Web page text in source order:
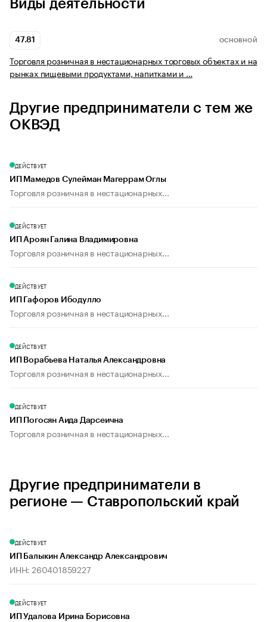
Виды деятельности
47.81 ОСНОВНОЙ
Торговля розничная в нестационарных торговых объектах и на
рынках пищевыми продуктами, напитками и …
Другие предприниматели с тем же
ОКВЭД
ДЕЙСТВУЕТ
ИП Мамедов Сулейман Магеррам Оглы
Торговля розничная в нестационарных...
ДЕЙСТВУЕТ
ИП Ароян Галина Владимировна
Торговля розничная в нестационарных...
ДЕЙСТВУЕТ
ИП Гафоров Ибодулло
Торговля розничная в нестационарных...
ДЕЙСТВУЕТ
ИП Ворабьева Наталья Александровна
Торговля розничная в нестационарных...
ДЕЙСТВУЕТ
ИП Погосян Аида Дарсеична
Торговля розничная в нестационарных...
Другие предприниматели в
регионе — Ставропольский край
ДЕЙСТВУЕТ
ИП Балыкин Александр Александрович
ИНН: 260401859227
ДЕЙСТВУЕТ
ИП Удалова Ирина Борисовна